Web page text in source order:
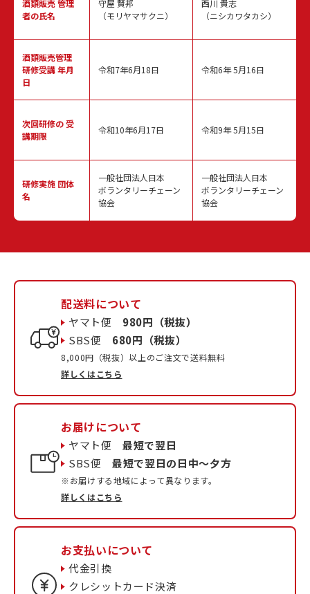
酒類販売管理
者の氏名
酒類販売管理
研修受講 年月
日
次回研修の受
講期限
研修実施 団体
名
守屋 賢邦
（モリヤマサクニ）
令和7年6月18日
令和10年6月17日
一般社団法人日本
ボランタリーチェーン
協会
西川 貴志
（ニシカワタカシ）
令和6年 5月16日
令和9年 5月15日
一般社団法人日本
ボランタリーチェーン
協会
配送料について
ヤマト便 980円（税抜）
SBS便 680円（税抜）
8,000円（税抜）以上のご注文で送料無料
詳しくはこちら
お届けについて
ヤマト便最短で翌日
SBS便最短で翌日の日中〜夕方
※お届けする地域によって異なります。
詳しくはこちら
お支払いについて
代金引換
クレシットカード決済